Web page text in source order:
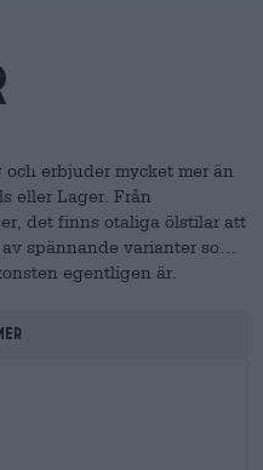
erbjuder mycket mer än
eller Lager. Från
det finns otaliga ölstilar att
spännande varianter som
egentligen är.